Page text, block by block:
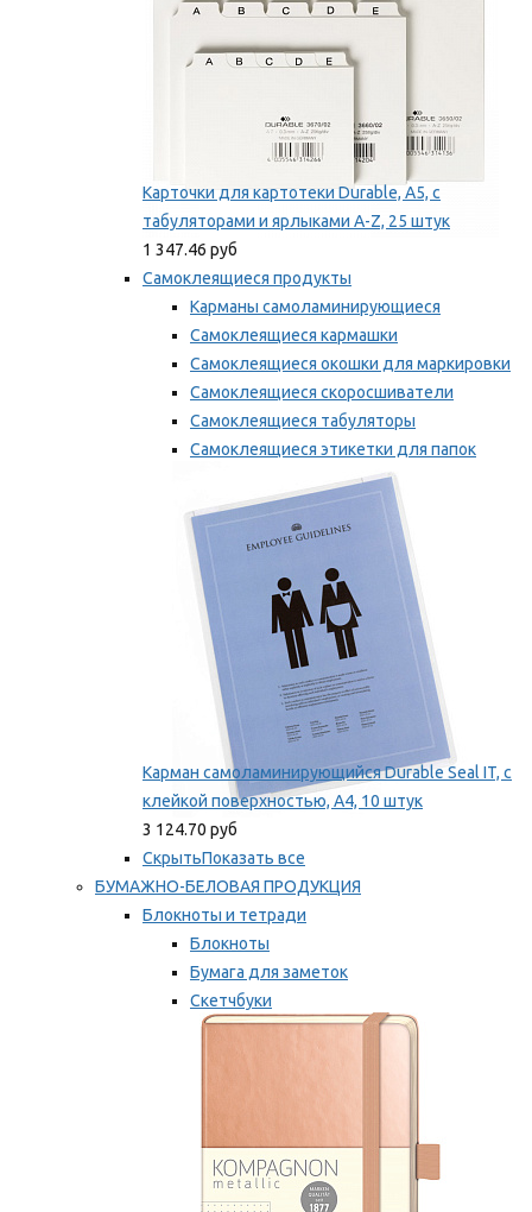
Карточки для картотеки Durable, A5, с
табуляторами и ярлыками A-Z, 25 штук
1 347.46 руб
Самоклеящиеся продукты
Карманы самоламинирующиеся
Самоклеящиеся кармашки
Самоклеящиеся окошки для маркировки
Самоклеящиеся скоросшиватели
Самоклеящиеся табуляторы
Самоклеящиеся этикетки для папок
Таблички для маркировки
Мы рекомендуем
Карман самоламинирующийся Durable Seal IT, с
клейкой поверхностью, A4, 10 штук
3 124.70 руб
СкрытьПоказать все
БУМАЖНО-БЕЛОВАЯ ПРОДУКЦИЯ
Блокноты и тетради
Блокноты
Бумага для заметок
Скетчбуки
Тетради